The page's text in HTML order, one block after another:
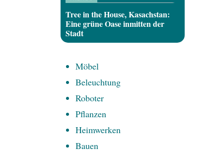
Tree in the House, Kasachstan:
Eine grüne Oase inmitten der
Stadt
Möbel
Beleuchtung
Roboter
Pflanzen
Heimwerken
Bauen